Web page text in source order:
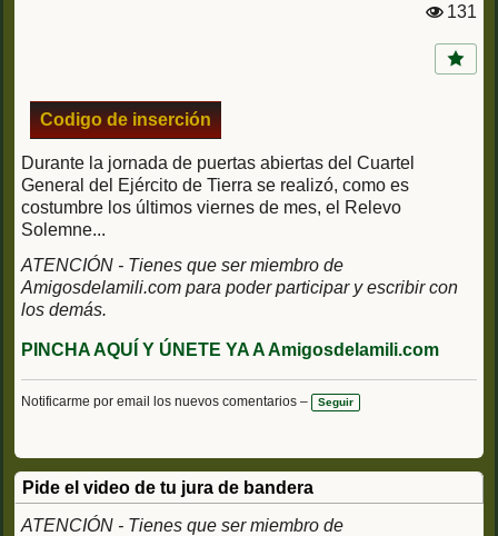
st
131
Codigo de inserción
Durante la jornada de puertas abiertas del Cuartel
General del Ejército de Tierra se realizó, como es
costumbre los últimos viernes de mes, el Relevo
Solemne...
ATENCIÓN - Tienes que ser miembro de
Amigosdelamili.com para poder participar y escribir con
los demás.
PINCHA AQUÍ Y ÚNETE YA A Amigosdelamili.com
Notificarme por email los nuevos comentarios – Seguir
Pide el video de tu jura de bandera
ATENCIÓN - Tienes que ser miembro de